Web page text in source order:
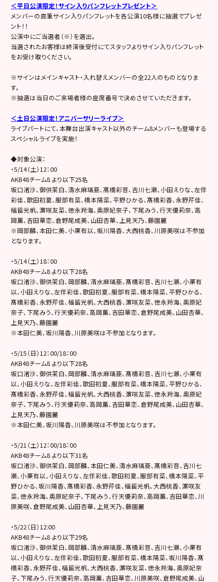
＜平日公演限定！サイン入りパンフレットプレゼント＞
メンバーの直筆サイン入りパンフレットを各公演10名様に抽選でプレゼ
ント！！
公演中にご当選者（※）を選出。
当選されたお客様は終演後受付にてスタッフよりサイン入りパンフレット
をお受け取りください。
※サインはメインキャスト・入れ替えメンバーの全22人のものとなりま
す。
※抽選は当日のご来場者様の座席番号で決めさせていただきます。
＜土日公演限定！アニバーサリーライブ＞
ライブパートにて、本舞台出演キャスト以外のチーム8メンバーも登場する
スペシャルライブを実施！
◆対象公演：
・5/14（土）12：00
AKB48チーム8 より以下25名
坂口渚沙、御供茉白、清水麻璃亜、髙橋彩音、吉川七瀬、小田えりな、左伴
彩佳、歌田初夏、服部有菜、橋本陽菜、平野ひかる、髙橋彩香、永野芹佳、
福留光帆、濵咲友菜、徳永羚海、奥原妃奈子、下尾みう、行天優莉奈、高
岡薫、吉田華恋、倉野尾成美、山田杏華、上見天乃、藤園麗
※岡部麟、本田仁美、小栗有以、坂川陽香、大西桃香、川原美咲は不参加
となります。
・5/14（土）18：00
AKB48チーム8 より以下28名
坂口渚沙、御供茉白、岡部麟、清水麻璃亜、髙橋彩音、吉川七瀬、小栗有
以、小田えりな、左伴彩佳、歌田初夏、服部有菜、橋本陽菜、平野ひかる、
髙橋彩香、永野芹佳、福留光帆、大西桃香、濵咲友菜、徳永羚海、奥原妃
奈子、下尾みう、行天優莉奈、高岡薫、吉田華恋、倉野尾成美、山田杏華、
上見天乃、藤園麗
※本田仁美、坂川陽香、川原美咲は不参加となります。
・5/15（日）12：00/18：00
AKB48チーム8 より以下28名
坂口渚沙、御供茉白、岡部麟、清水麻璃亜、髙橋彩音、吉川七瀬、小栗有
以、小田えりな、左伴彩佳、歌田初夏、服部有菜、橋本陽菜、平野ひかる、
髙橋彩香、永野芹佳、福留光帆、大西桃香、濵咲友菜、徳永羚海、奥原妃
奈子、下尾みう、行天優莉奈、高岡薫、吉田華恋、倉野尾成美、山田杏華、
上見天乃、藤園麗
※本田仁美、坂川陽香、川原美咲は不参加となります。
・5/21（土）12：00/18：00
AKB48チーム8 より以下31名
坂口渚沙、御供茉白、岡部麟、本田仁美、清水麻璃亜、髙橋彩音、吉川七
瀬、小栗有以、小田えりな、左伴彩佳、歌田初夏、服部有菜、橋本陽菜、平
野ひかる、坂川陽香、髙橋彩香、永野芹佳、福留光帆、大西桃香、濵咲友
菜、徳永羚海、奥原妃奈子、下尾みう、行天優莉奈、高岡薫、吉田華恋、川
原美咲、倉野尾成美、山田杏華、上見天乃、藤園麗
・5/22（日）12:00
AKB48チーム8 より以下29名
坂口渚沙、御供茉白、岡部麟、清水麻璃亜、髙橋彩音、吉川七瀬、小栗有
以、小田えりな、左伴彩佳、歌田初夏、服部有菜、橋本陽菜、坂川陽香、髙
橋彩香、永野芹佳、福留光帆、大西桃香、濵咲友菜、徳永羚海、奥原妃奈
子、下尾みう、行天優莉奈、高岡薫、吉田華恋、川原美咲、倉野尾成美、山